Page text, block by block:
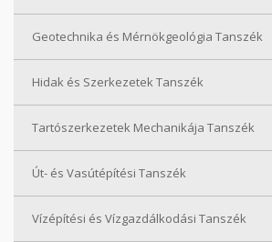
Geotechnika és Mérnökgeológia Tanszék
Hidak és Szerkezetek Tanszék
Tartószerkezetek Mechanikája Tanszék
Út- és Vasútépítési Tanszék
Vízépítési és Vízgazdálkodási Tanszék